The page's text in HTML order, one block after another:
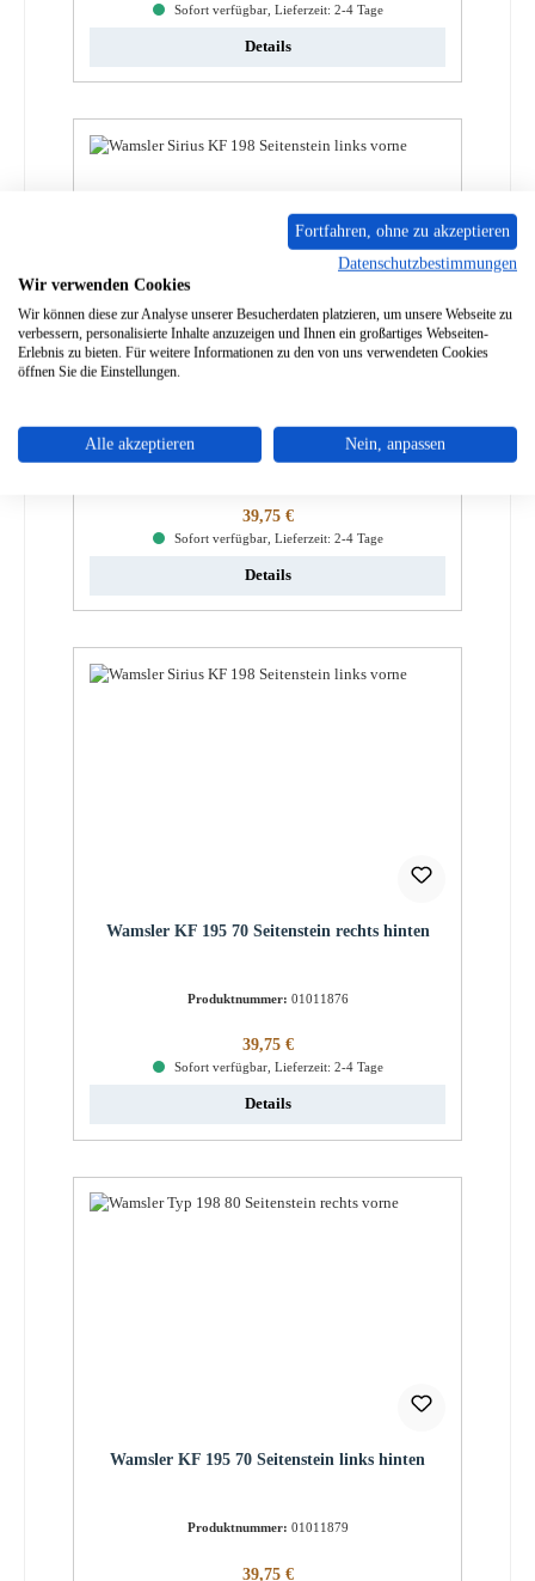
Sofort verfügbar, Lieferzeit: 2-4 Tage
Details
Regulärer Preis:
39,75 €
Sofort verfügbar, Lieferzeit: 2-4 Tage
Details
Wamsler KF 195 70 Seitenstein rechts hinten
Produktnummer: 01011876
Regulärer Preis:
39,75 €
Sofort verfügbar, Lieferzeit: 2-4 Tage
Details
Wamsler KF 195 70 Seitenstein links hinten
Produktnummer: 01011879
Regulärer Preis:
39,75 €
Fortfahren, ohne zu akzeptieren
Datenschutzbestimmungen
Wir verwenden Cookies
Wir können diese zur Analyse unserer Besucherdaten platzieren, um unsere Webseite zu
verbessern, personalisierte Inhalte anzuzeigen und Ihnen ein großartiges Webseiten-
Erlebnis zu bieten. Für weitere Informationen zu den von uns verwendeten Cookies
öffnen Sie die Einstellungen.
Alle akzeptieren Nein, anpassen